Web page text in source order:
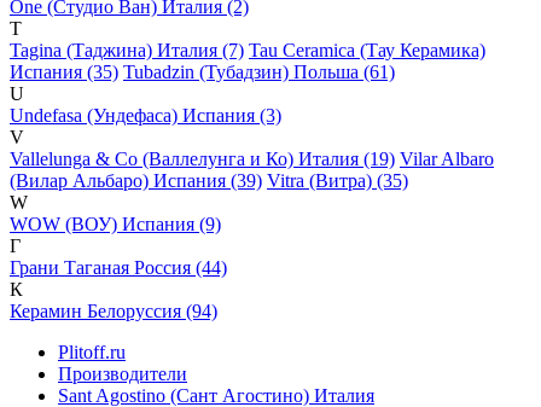
One (Студио Ван) Италия (2)
T
Tagina (Таджина) Италия (7) Tau Ceramica (Тау Керамика)
Испания (35) Tubadzin (Тубадзин) Польша (61)
U
Undefasa (Ундефаса) Испания (3)
V
Vallelunga & Co (Валлелунга и Ко) Италия (19) Vilar Albaro
(Вилар Альбаро) Испания (39) Vitra (Витра) (35)
W
WOW (ВОУ) Испания (9)
Г
Грани Таганая Россия (44)
К
Керамин Белоруссия (94)
Plitoff.ru
Производители
Sant Agostino (Сант Агостино) Италия